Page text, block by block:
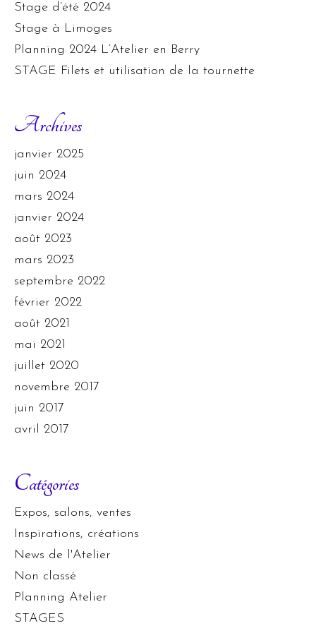
Stage d’été 2024
Stage à Limoges
Planning 2024 L’Atelier en Berry
STAGE Filets et utilisation de la tournette
Archives
janvier 2025
juin 2024
mars 2024
janvier 2024
août 2023
mars 2023
septembre 2022
février 2022
août 2021
mai 2021
juillet 2020
novembre 2017
juin 2017
avril 2017
Catégories
Expos, salons, ventes
Inspirations, créations
News de l'Atelier
Non classé
Planning Atelier
STAGES